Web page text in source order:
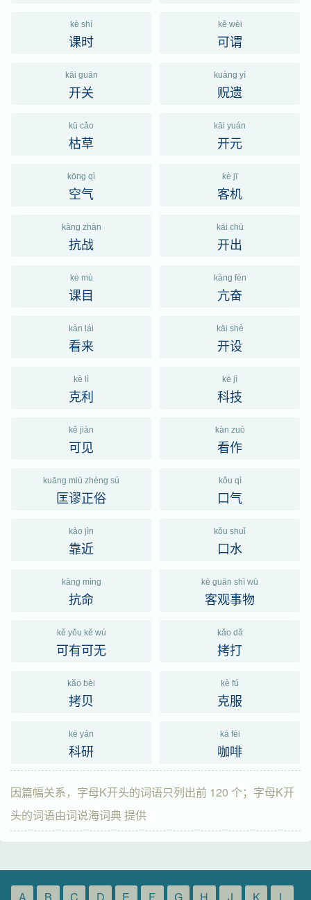
kè shí
课时
kě wèi
可谓
kāi guān
开关
kuàng yí
贶遗
kū cǎo
枯草
kāi yuán
开元
kōng qì
空气
kè jī
客机
kàng zhàn
抗战
kāi chū
开出
kè mù
课目
kàng fèn
亢奋
kàn lái
看来
kāi shè
开设
kè lì
克利
kē jì
科技
kě jiàn
可见
kàn zuò
看作
kuāng miù zhèng sú
匡谬正俗
kǒu qì
口气
kào jìn
靠近
kǒu shuǐ
口水
kàng mìng
抗命
kè guān shì wù
客观事物
kě yǒu kě wú
可有可无
kǎo dǎ
拷打
kǎo bèi
拷贝
kè fú
克服
kē yán
科研
kā fēi
咖啡
因篇幅关系，字母K开头的词语只列出前 120 个；字母K开
头的词语由词说海词典 提供